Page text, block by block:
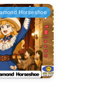
Horseshoe